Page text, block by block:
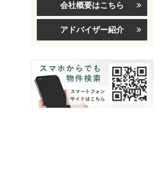
会社概要はこちら
アドバイザー紹介